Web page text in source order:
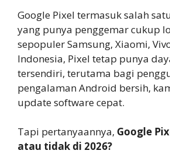
Google Pixel termasuk salah
yang punya penggemar cukup
sepopuler Samsung, Xiaomi,
Indonesia, Pixel tetap punya
tersendiri, terutama bagi
pengalaman Android bersih,
update software cepat.
Tapi pertanyaannya, Google
atau tidak di 2026?